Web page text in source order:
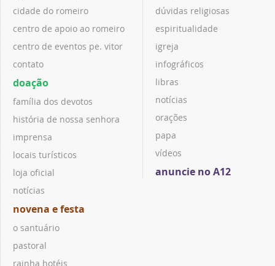
cidade do romeiro
centro de apoio ao romeiro
centro de eventos pe. vitor
contato
doação
família dos devotos
história de nossa senhora
imprensa
locais turísticos
loja oficial
notícias
novena e festa
o santuário
pastoral
rainha hotéis
dúvidas religiosas
espiritualidade
igreja
infográficos
libras
notícias
orações
papa
vídeos
anuncie no A12